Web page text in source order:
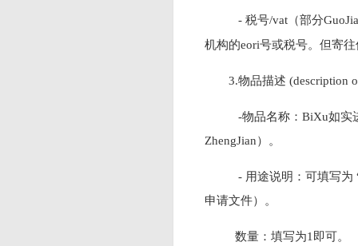
- 税号/vat（部分
机构的eori号或税号。但寄
3.物品描述 (description
-物品名称：BiXu如实
ZhengJian）。
- 用途说明：可填写为
申请文件）。
数量：填写为1即可。